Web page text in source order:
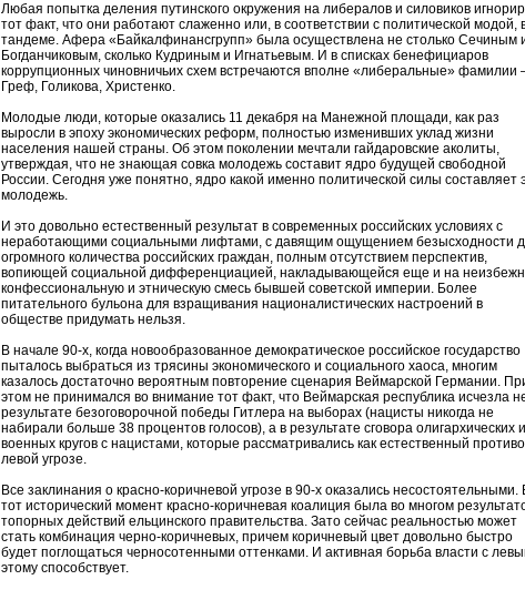
Любая попытка деления путинского окружения на либералов и силовиков
тот факт, что они работают слаженно или, в соответствии с политической модой,
тандеме. Афера «Байкалфинансгрупп» была осуществлена не столько Сечиным
Богданчиковым, сколько Кудриным и Игнатьевым. И в списках бенефициаров
коррупционных чиновничьих схем встречаются вполне «либеральные» фамилии
Греф, Голикова, Христенко.
Молодые люди, которые оказались 11 декабря на Манежной площади, как раз
выросли в эпоху экономических реформ, полностью изменивших уклад жизни
населения нашей страны. Об этом поколении мечтали гайдаровские аколиты,
утверждая, что не знающая совка молодежь составит ядро будущей свободной
России. Сегодня уже понятно, ядро какой именно политической силы составляет
молодежь.
И это довольно естественный результат в современных российских условиях с
неработающими социальными лифтами, с давящим ощущением безысходности
огромного количества российских граждан, полным отсутствием перспектив,
вопиющей социальной дифференциацией, накладывающейся еще и на
конфессиональную и этническую смесь бывшей советской империи. Более
питательного бульона для взращивания националистических настроений в
обществе придумать нельзя.
В начале 90-х, когда новообразованное демократическое российское государство
пыталось выбраться из трясины экономического и социального хаоса, многим
казалось достаточно вероятным повторение сценария Веймарской Германии.
этом не принимался во внимание тот факт, что Веймарская республика исчезла
результате безоговорочной победы Гитлера на выборах (нацисты никогда не
набирали больше 38 процентов голосов), а в результате сговора олигархических и
военных кругов с нацистами, которые рассматривались как естественный
левой угрозе.
Все заклинания о красно-коричневой угрозе в 90-х оказались несостоятельными.
тот исторический момент красно-коричневая коалиция была во многом
топорных действий ельцинского правительства. Зато сейчас реальностью может
стать комбинация черно-коричневых, причем коричневый цвет довольно быстро
будет поглощаться черносотенными оттенками. И активная борьба власти с
этому способствует.